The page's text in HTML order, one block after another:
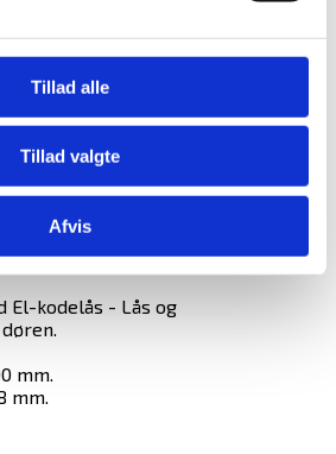
Tillad alle
Tillad valgte
Afvis
inkl. moms )
i EN-1143.1
El-kodelås - Lås og
mm.
mm.